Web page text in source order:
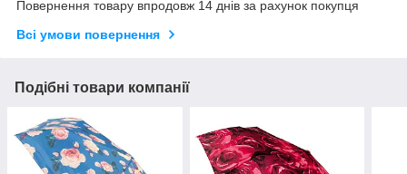
Повернення товару впродовж 14 днів за рахунок покупця
Всі умови повернення
Подібні товари компанії